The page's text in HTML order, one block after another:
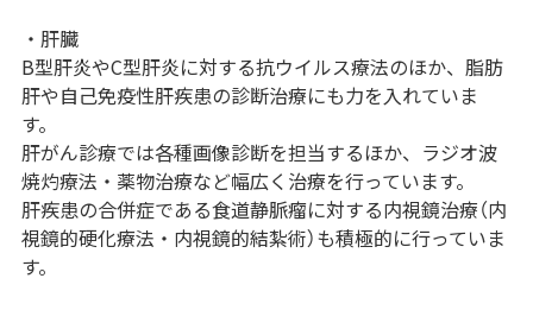
・肝臓
B型肝炎やC型肝炎に対する抗ウイルス療法のほか、脂肪
肝や自己免疫性肝疾患の診断治療にも力を入れていま
す。
肝がん診療では各種画像診断を担当するほか、ラジオ波
焼灼療法・薬物治療など幅広く治療を行っています。
肝疾患の合併症である食道静脈瘤に対する内視鏡治療（内
視鏡的硬化療法・内視鏡的結紮術）も積極的に行っていま
す。